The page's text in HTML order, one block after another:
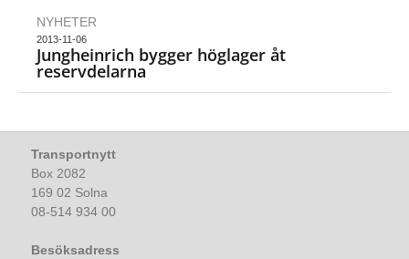
NYHETER
2013-11-06
Jungheinrich bygger höglager åt
reservdelarna
Transportnytt
Box 2082
169 02 Solna
08-514 934 00
Besöksadress